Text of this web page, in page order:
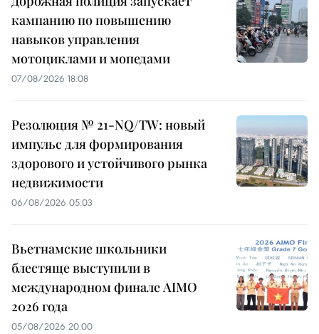
кампанию по повышению
навыков управления
мотоциклами и мопедами
07/08/2026 18:08
Резолюция № 21-NQ/TW: новый
импульс для формирования
здорового и устойчивого рынка
недвижимости
06/08/2026 05:03
Вьетнамские школьники
блестяще выступили в
международном финале AIMO
2026 года
05/08/2026 20:00